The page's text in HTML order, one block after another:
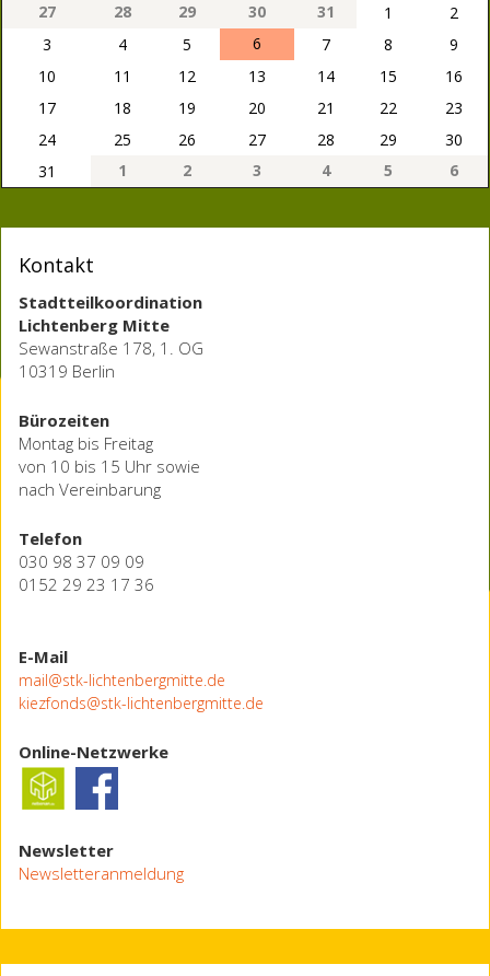
27
28 29 30 31 1
2
3
4 5 6 7 8
9
10
11 12 13 14 15
16
17
18 19 20 21 22
23
24
25 26 27 28 29
30
31
1 2 3 4 5 6
Kontakt
Stadtteilkoordination
Lichtenberg Mitte
Sewanstraße 178, 1. OG
10319 Berlin
Bürozeiten
Montag bis Freitag
von 10 bis 15 Uhr sowie
nach Vereinbarung
Telefon
030 98 37 09 09
0152 29 23 17 36
E-Mail
mail@stk-lichtenbergmitte.de
kiezfonds@stk-lichtenbergmitte.de
Online-Netzwerke
Newsletter
Newsletteranmeldung